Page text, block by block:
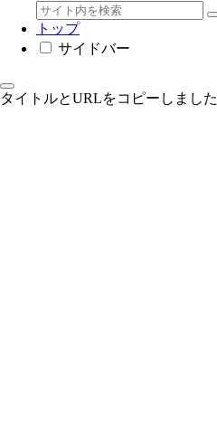
トップ
サイドバー
タイトルとURLをコピーしました